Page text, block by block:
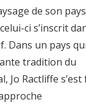
de son
ci s’inscrit
Dans un pays qui
tradition du
Jo Ractliffe s’est